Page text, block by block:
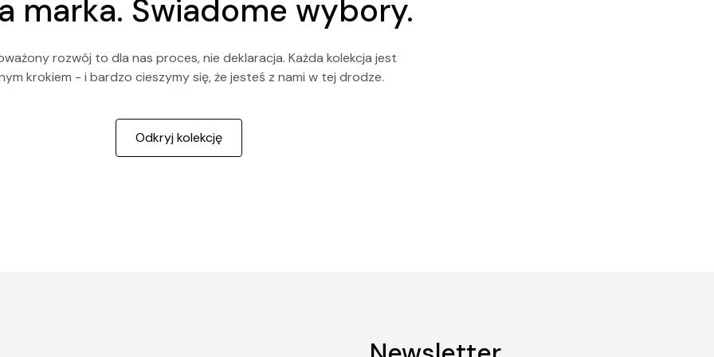
marka. Świadome wybory.
rozwój to dla nas proces, nie deklaracja. Każda kolekcja jest
krokiem - i bardzo cieszymy się, że jesteś z nami w tej drodze.
Odkryj kolekcję